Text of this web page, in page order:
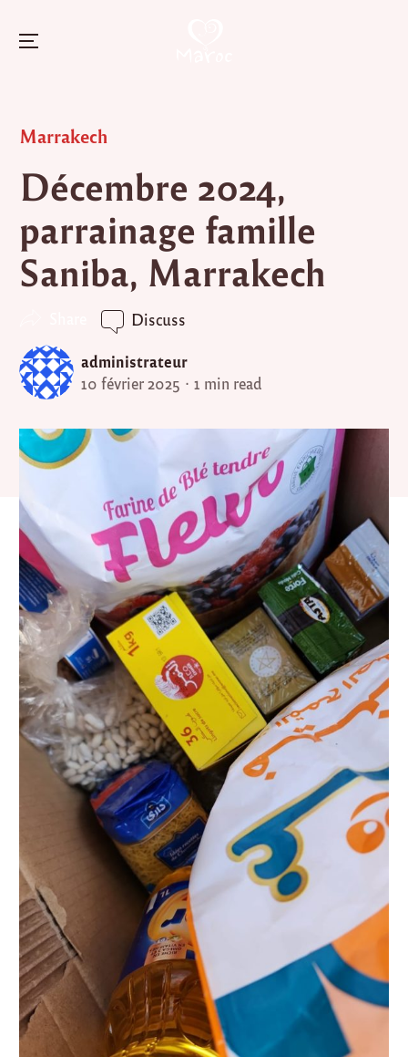
content
Menu
Posted
Marrakech
Décembre 2024,
parrainage famille
Saniba, Marrakech
administrateur
10 février 2025
1 min read
Discuss